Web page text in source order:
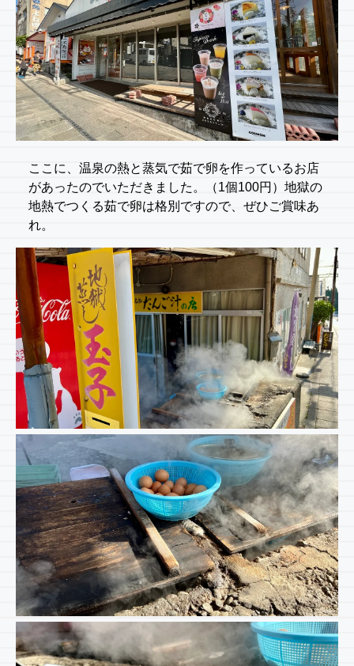
ここに、温泉の熱と蒸気で茹で卵を作っているお店
があったのでいただきました。（1個100円）地獄の
地熱でつくる茹で卵は格別ですので、ぜひご賞味あ
れ。